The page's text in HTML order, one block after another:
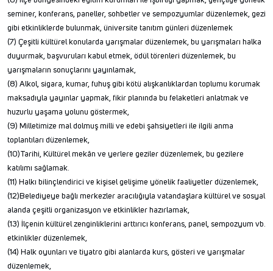
seminer, konferans, paneller, sohbetler ve sempozyumlar düzenlemek, gezi
gibi etkinliklerde bulunmak, üniversite tanıtım günleri düzenlemek
(7) Çeşitli kültürel konularda yarışmalar düzenlemek, bu yarışmaları halka
duyurmak, başvuruları kabul etmek, ödül törenleri düzenlemek, bu
yarışmaların sonuçlarını yayınlamak,
(8) Alkol, sigara, kumar, fuhuş gibi kötü alışkanlıklardan toplumu korumak
maksadıyla yayınlar yapmak, fikir planında bu felaketleri anlatmak ve
huzurlu yaşama yolunu göstermek,
(9) Milletimize mal dolmuş milli ve edebi şahsiyetleri ile ilgili anma
toplantıları düzenlemek,
(10)Tarihi, Kültürel mekân ve yerlere geziler düzenlemek, bu gezilere
katılımı sağlamak.
(11) Halkı bilinçlendirici ve kişisel gelişime yönelik faaliyetler düzenlemek,
(12)Belediyeye bağlı merkezler aracılığıyla vatandaşlara kültürel ve sosyal
alanda çeşitli organizasyon ve etkinlikler hazırlamak,
(13) İlçenin kültürel zenginliklerini arttırıcı konferans, panel, sempozyum vb.
etkinlikler düzenlemek,
(14) Halk oyunları ve tiyatro gibi alanlarda kurs, gösteri ve yarışmalar
düzenlemek,